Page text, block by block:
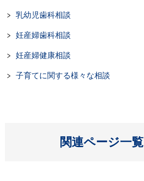
乳幼児歯科相談
妊産婦歯科相談
妊産婦健康相談
子育てに関する様々な相談
関連ページ一覧
開く